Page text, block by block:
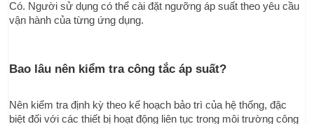
Có. Người sử dụng có thể cài đặt ngưỡng áp suất theo yêu cầu
vận hành của từng ứng dụng.
Bao lâu nên kiểm tra công tắc áp suất?
Nên kiểm tra định kỳ theo kế hoạch bảo trì của hệ thống, đặc
biệt đối với các thiết bị hoạt động liên tục trong môi trường công